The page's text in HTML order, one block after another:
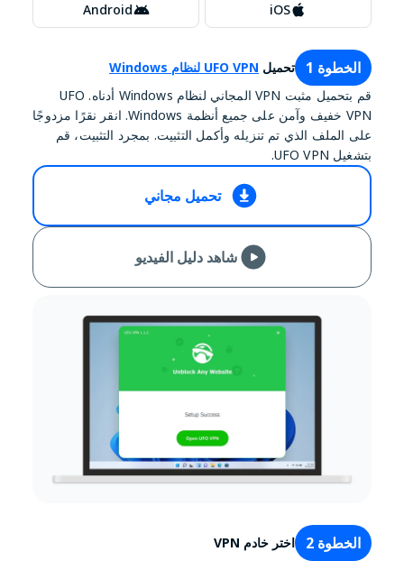
iOS
Android
الخطوة 1 تحميل UFO VPN لنظام Windows
قم بتحميل مثبت VPN المجاني لنظام Windows أدناه. UFO
VPN خفيف وآمن على جميع أنظمة Windows. انقر نقرًا مزدوجًا
على الملف الذي تم تنزيله وأكمل التثبيت. بمجرد التثبيت، قم
بتشغيل UFO VPN.
تحميل مجاني
شاهد دليل الفيديو
الخطوة 2 اختر خادم VPN